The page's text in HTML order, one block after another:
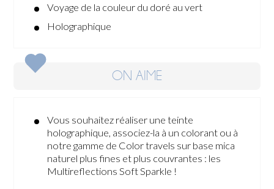
Voyage de la couleur du doré au vert
Holographique
ON AIME
Vous souhaitez réaliser une teinte
holographique, associez-la à un colorant ou à
notre gamme de Color travels sur base mica
naturel plus fines et plus couvrantes : les
Multireflections Soft Sparkle !